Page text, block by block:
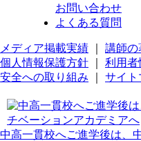
お問い合わせ
よくある質問
メディア掲載実績 講師の
個人情報保護方針
利用者
安全への取り組み
サイト
中高一貫校へご進学後は、